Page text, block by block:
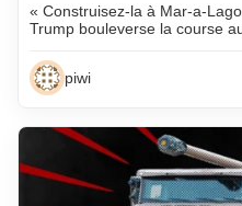
« Construisez-la à Mar-a-
Trump bouleverse la course
piwi